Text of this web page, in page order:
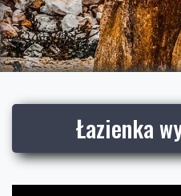
Łazienka